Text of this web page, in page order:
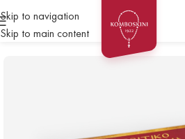
Skip to navigation
Skip to main content